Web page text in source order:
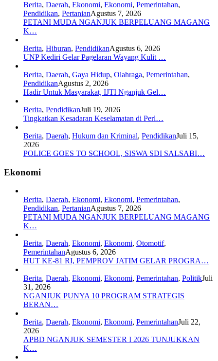
Berita, Daerah, Ekonomi, Ekonomi, Pemerintahan,
Pendidikan, PertanianAgustus 7, 2026
PETANI MUDA NGANJUK BERPELUANG MAGANG
K…
Berita, Hiburan, PendidikanAgustus 6, 2026
UNP Kediri Gelar Pagelaran Wayang Kulit …
Berita, Daerah, Gaya Hidup, Olahraga, Pemerintahan,
PendidikanAgustus 2, 2026
Hadir Untuk Masyarakat, IJTI Nganjuk Gel…
Berita, PendidikanJuli 19, 2026
Tingkatkan Kesadaran Keselamatan di Perl…
Berita, Daerah, Hukum dan Kriminal, PendidikanJuli 15,
2026
POLICE GOES TO SCHOOL, SISWA SDI SALSABI…
Ekonomi
Berita, Daerah, Ekonomi, Ekonomi, Pemerintahan,
Pendidikan, PertanianAgustus 7, 2026
PETANI MUDA NGANJUK BERPELUANG MAGANG
K…
Berita, Daerah, Ekonomi, Ekonomi, Otomotif,
PemerintahanAgustus 6, 2026
HUT KE-81 RI, PEMPROV JATIM GELAR PROGRA…
Berita, Daerah, Ekonomi, Ekonomi, Pemerintahan, PolitikJuli
31, 2026
NGANJUK PUNYA 10 PROGRAM STRATEGIS
BERAN…
Berita, Daerah, Ekonomi, Ekonomi, PemerintahanJuli 22,
2026
APBD NGANJUK SEMESTER I 2026 TUNJUKKAN
K…